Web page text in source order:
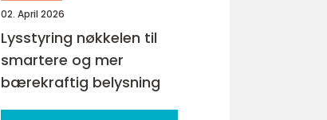
02. April 2026
Lysstyring nøkkelen til
smartere og mer
bærekraftig belysning